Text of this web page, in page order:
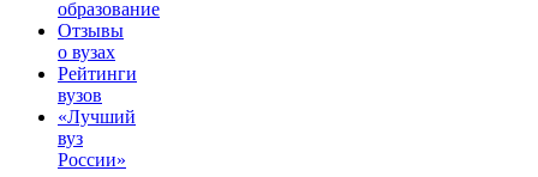
образование
Отзывы
о вузах
Рейтинги
вузов
«Лучший
вуз
России»